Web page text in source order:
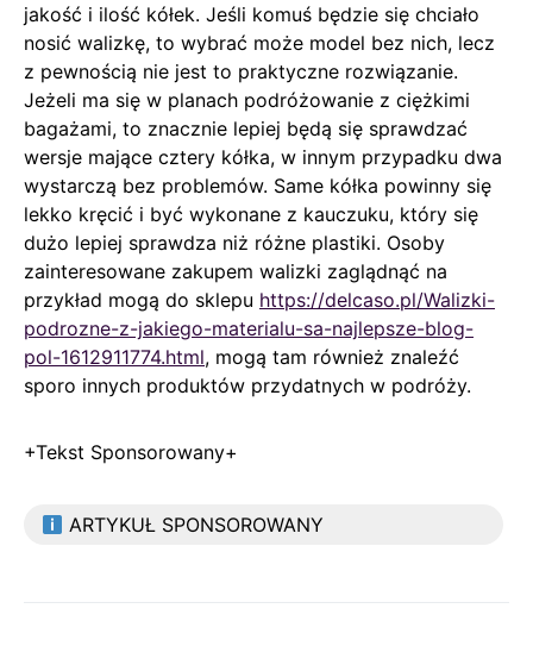
jakość i ilość kółek. Jeśli komuś będzie się chciało
nosić walizkę, to wybrać może model bez nich, lecz
z pewnością nie jest to praktyczne rozwiązanie.
Jeżeli ma się w planach podróżowanie z ciężkimi
bagażami, to znacznie lepiej będą się sprawdzać
wersje mające cztery kółka, w innym przypadku dwa
wystarczą bez problemów. Same kółka powinny się
lekko kręcić i być wykonane z kauczuku, który się
dużo lepiej sprawdza niż różne plastiki. Osoby
zainteresowane zakupem walizki zaglądnąć na
przykład mogą do sklepu https://delcaso.pl/Walizki-
podrozne-z-jakiego-materialu-sa-najlepsze-blog-
pol-1612911774.html, mogą tam również znaleźć
sporo innych produktów przydatnych w podróży.
+Tekst Sponsorowany+
ARTYKUŁ SPONSOROWANY